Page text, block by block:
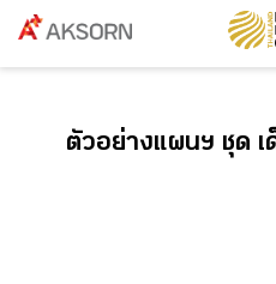
ตัวอย่างแผนฯ ชุด เ